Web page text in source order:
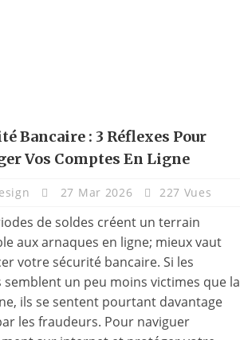
Bancaire : 3 Réflexes Pour
Vos Comptes En Ligne
27 Mar 2026 227 Vues
de soldes créent un terrain
aux arnaques en ligne; mieux vaut
votre sécurité bancaire. Si les
semblent un peu moins victimes que la
ils se sentent pourtant davantage
les fraudeurs. Pour naviguer